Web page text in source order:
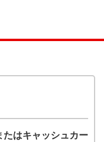
たはキャッシュカー